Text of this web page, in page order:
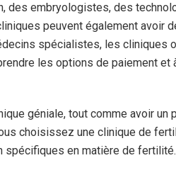
des embryologistes, des
peuvent également avoir
spécialistes, les cliniques
les options de paiement et
géniale, tout comme avoir un
choisissez une clinique de
spécifiques en matière de fertilité.